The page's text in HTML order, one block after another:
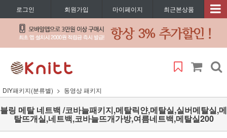
로그인 회원가입 마이페이지 최근본상품
DIY패키지(분류별) 동영상 패키지
블링 메탈 네트백 /코바늘패키지,메탈릭얀,메탈실,실버메탈실,메
탈뜨개실,네트백,코바늘뜨개가방,여름네트백,메탈실200